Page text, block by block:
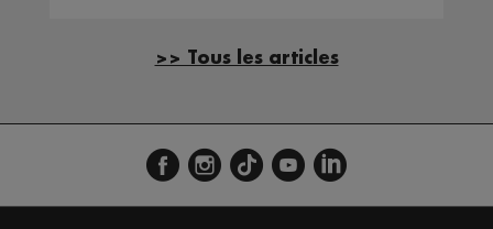
>> Tous les articles